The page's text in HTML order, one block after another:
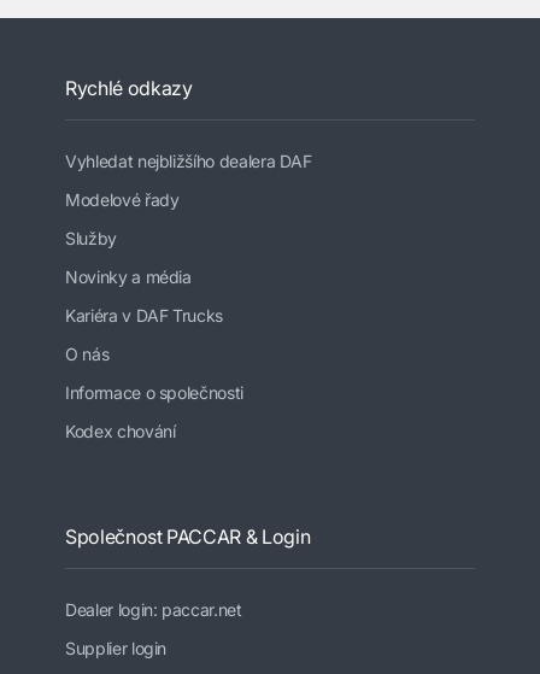
Rychlé odkazy
Vyhledat nejbližšího dealera DAF
Modelové řady
Služby
Novinky a média
Kariéra v DAF Trucks
O nás
Informace o společnosti
Kodex chování
Společnost PACCAR & Login
Dealer login: paccar.net
Supplier login